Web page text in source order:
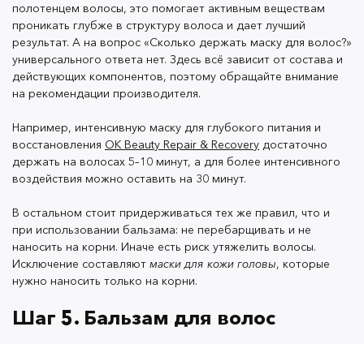
Напомним, как пользоваться бальзамом для волос,
чтобы не получить противоположный результат.
• Наносить продукт нужно только на длину волос,
именно она больше всего нуждается в
дополнительном питании и увлажнении. Нанесение
эффект грязных волос. А чтобы точно сохранить
объем и не утяжелить волосы, советуем попробовать
легкий кондиционерOK Beauty Moisturize & Volumize
• Больше не значит лучше. Не стоит держать
полотенцем волосы, это помогает активным веществам
проникать глубже в структуру волоса и дает лучший
результат. А на вопрос «Сколько держать маску для волос?»
универсального ответа нет. Здесь всё зависит от состава и
действующих компонентов, поэтому обращайте внимание
на рекомендации производителя.
Например, интенсивную маску для глубокого питания и
восстановления OK Beauty Repair & Recovery достаточно
держать на волосах 5–10 минут, а для более интенсивного
воздействия можно оставить на 30 минут.
В остальном стоит придерживаться тех же правил, что и
при использовании бальзама: не перебарщивать и не
наносить на корни. Иначе есть риск утяжелить волосы.
Исключение составляют маски для кожи головы, которые
нужно наносить только на корни.
Шаг 5. Бальзам для волос